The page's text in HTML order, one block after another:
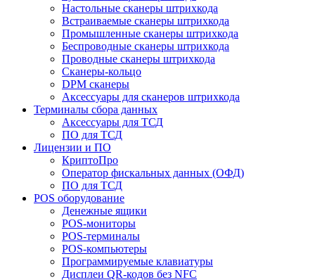
Настольные сканеры штрихкода
Встраиваемые сканеры штрихкода
Промышленные сканеры штрихкода
Беспроводные сканеры штрихкода
Проводные сканеры штрихкода
Сканеры-кольцо
DPM сканеры
Аксессуары для сканеров штрихкода
Терминалы сбора данных
Аксессуары для ТСД
ПО для ТСД
Лицензии и ПО
КриптоПро
Оператор фискальных данных (ОФД)
ПО для ТСД
POS оборудование
Денежные ящики
POS-мониторы
POS-терминалы
POS-компьютеры
Программируемые клавиатуры
Дисплеи QR-кодов без NFC